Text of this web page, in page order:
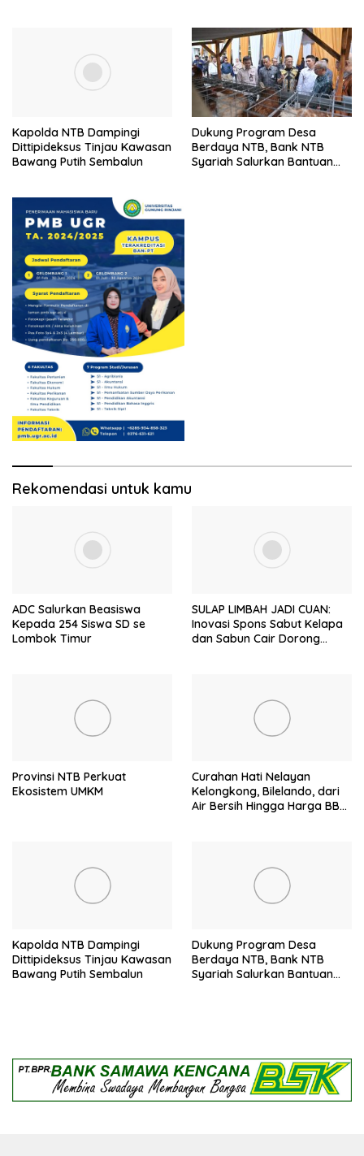
Kapolda NTB Dampingi
Dittipideksus Tinjau Kawasan
Bawang Putih Sembalun
Dukung Program Desa
Berdaya NTB, Bank NTB
Syariah Salurkan Bantuan
Rekomendasi untuk kamu
ADC Salurkan Beasiswa
Kepada 254 Siswa SD se
Lombok Timur
SULAP LIMBAH JADI CUAN:
Inovasi Spons Sabut Kelapa
dan Sabun Cair Dorong
Provinsi NTB Perkuat
Ekosistem UMKM
Curahan Hati Nelayan
Kelongkong, Bilelando, dari
Air Bersih Hingga Harga BBM
Kapolda NTB Dampingi
Dittipideksus Tinjau Kawasan
Bawang Putih Sembalun
Dukung Program Desa
Berdaya NTB, Bank NTB
Syariah Salurkan Bantuan